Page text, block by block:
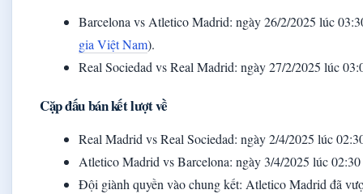
Barcelona vs Atletico Madrid: ngày 26/2/2025 lúc
gia Việt Nam).
Real Sociedad vs Real Madrid: ngày 27/2/2025 lúc
Cặp đấu bán kết lượt về
Real Madrid vs Real Sociedad: ngày 2/4/2025 lúc
Atletico Madrid vs Barcelona: ngày 3/4/2025 lúc
Đội giành quyền vào chung kết: Atletico Madrid đã